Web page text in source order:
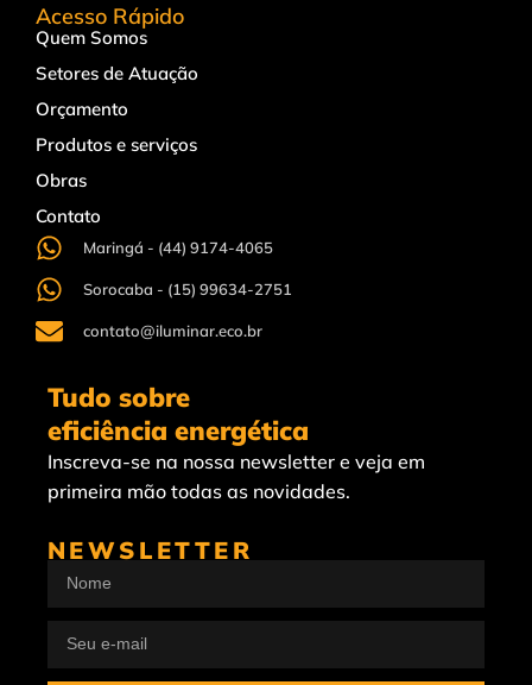
Acesso Rápido
Quem Somos
Setores de Atuação
Orçamento
Produtos e serviços
Obras
Contato
Maringá - (44) 9174-4065
Sorocaba - (15) 99634-2751
contato@iluminar.eco.br
Tudo sobre
eficiência energética
Inscreva-se na nossa newsletter e veja em
primeira mão todas as novidades.
NEWSLETTER